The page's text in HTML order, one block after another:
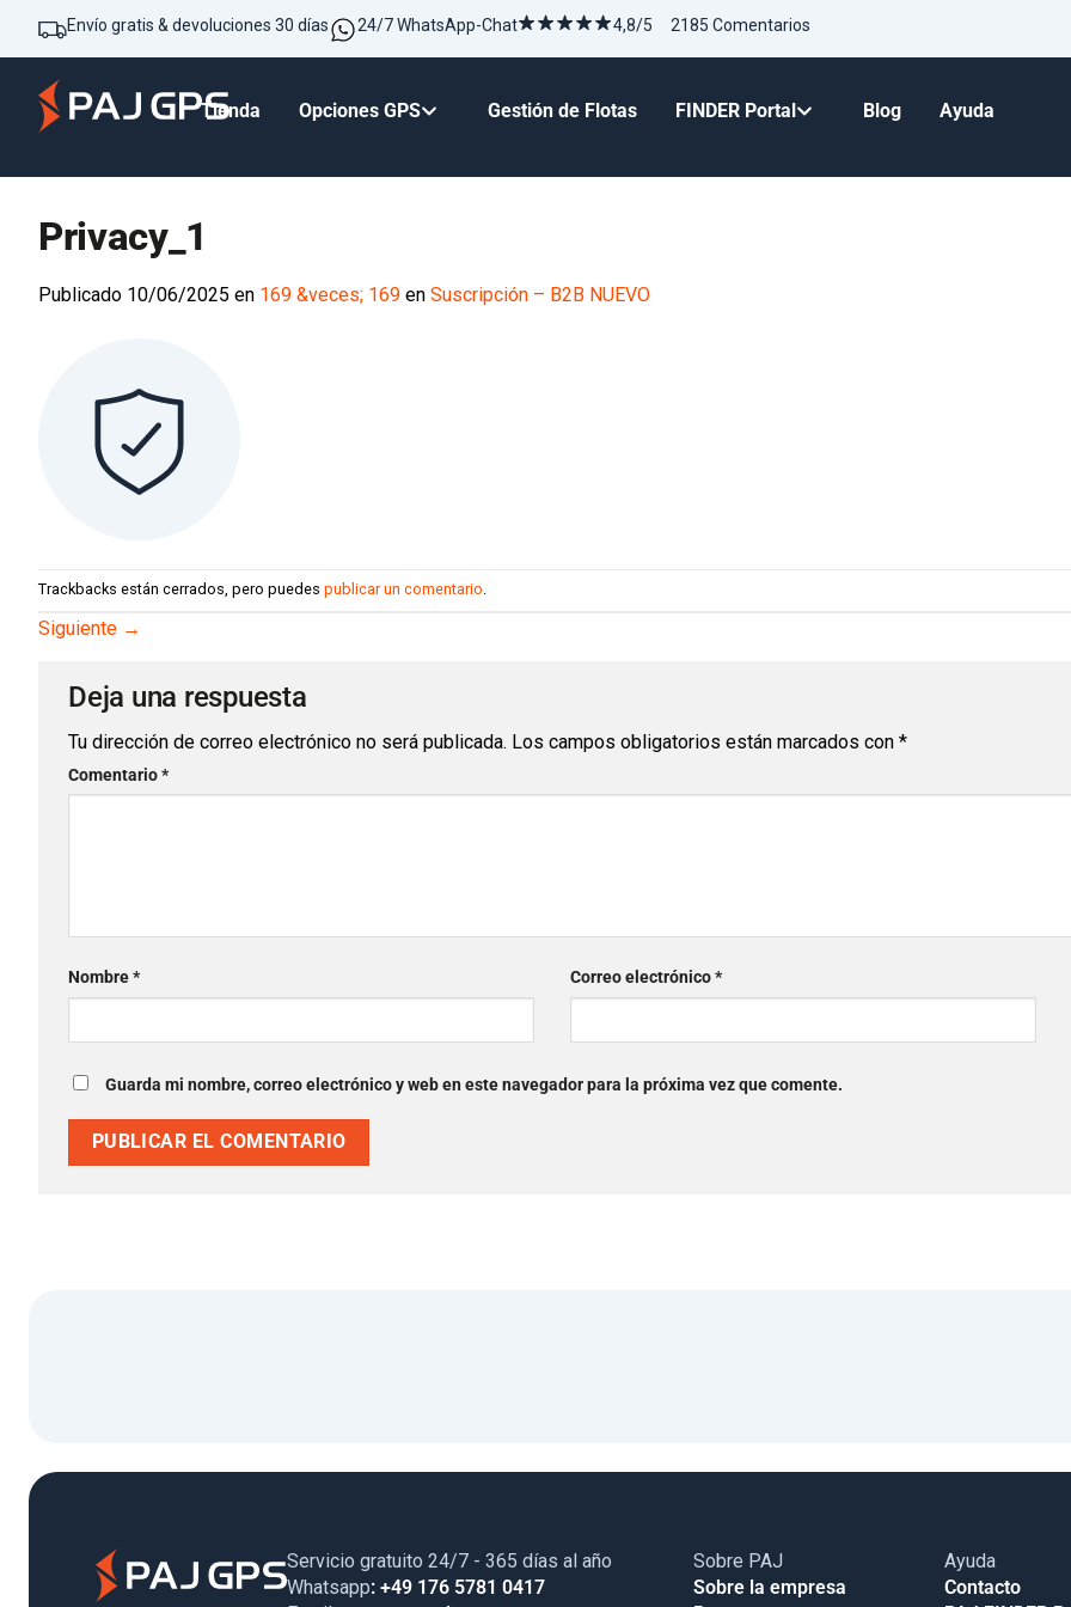
Envío gratis & devoluciones 30 días 24/7 WhatsApp-Chat 4,8/5 2185 Comentarios
Tienda Opciones GPS Gestión de Flotas FINDER Portal Blog Ayuda
Privacy_1
Publicado 10/06/2025 en 169 &veces; 169 en Suscripción – B2B NUEVO
Trackbacks están cerrados, pero puedes publicar un comentario
Siguiente →
Deja una respuesta
Tu dirección de correo electrónico no será publicada. Los campos obligatorios están marcados con *
Comentario*
Nombre* Correo electrónico*
Guarda mi nombre, correo electrónico y web en este navegador para la próxima vez que comente.
Servicio gratuito 24/7 - 365 días al año
Whatsapp: +49 176 5781 0417
Sobre PAJ
Sobre la empresa
Ayuda
Contacto